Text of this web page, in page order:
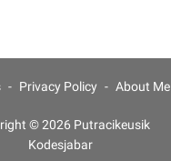
Moxy
Bandung
Privacy Policy About Me
©2026 Putracikeusik
Kodesjabar